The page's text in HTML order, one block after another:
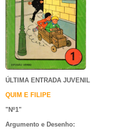
ÚLTIMA ENTRADA JUVENIL
QUIM E FILIPE
"Nº1"
Argumento e Desenho: